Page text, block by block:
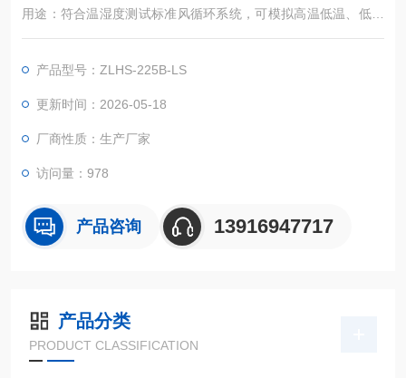
用途：符合温湿度测试标准风循环系统，可模拟高温低温、低温
高温等不同环境的测试条件，搭配容易操作和学习的高准确性编
高低温湿热环境下贮存、运输、使用时的适应性试验
产品型号：ZLHS-225B-LS
更新时间：2026-05-18
厂商性质：生产厂家
访问量：978
产品咨询 13916947717
产品分类
PRODUCT CLASSIFICATION